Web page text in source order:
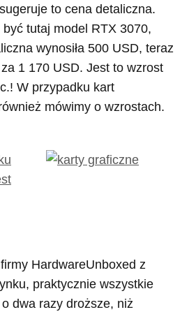
to cena detaliczna.
być tutaj model RTX 3070,
wynosiła 500 USD, teraz
1 170 USD. Jest to wzrost
W przypadku kart
mówimy o wzrostach.
HardwareUnboxed z
praktycznie wszystkie
dwa razy droższe, niż